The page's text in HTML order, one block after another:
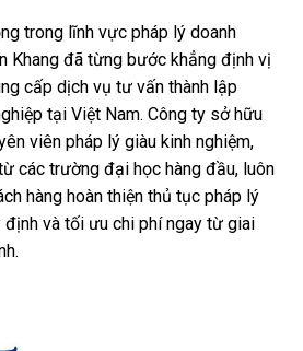
trong lĩnh vực pháp lý doanh
Khang đã từng bước khẳng định vị
cấp dịch vụ tư vấn thành lập
tại Việt Nam. Công ty sở hữu
viên pháp lý giàu kinh nghiệm,
các trường đại học hàng đầu, luôn
hàng hoàn thiện thủ tục pháp lý
định và tối ưu chi phí ngay từ giai